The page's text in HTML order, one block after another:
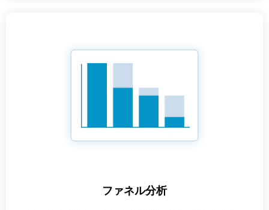
ファネル分析